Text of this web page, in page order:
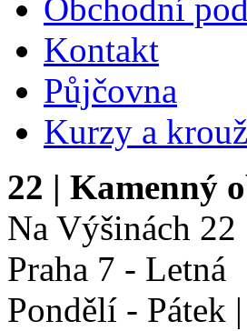
Obchodní
Kontakt
Půjčovna
Kurzy a
22 | Kamenný
Na Výšinách 22
Praha 7 - Letná
Pondělí - Pátek